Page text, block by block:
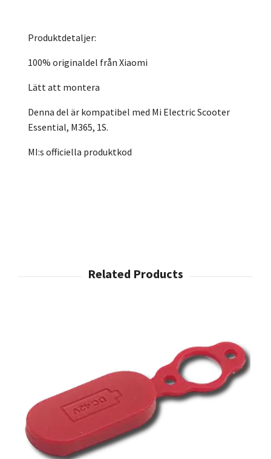
Produktdetaljer:
100% originaldel från Xiaomi
Lätt att montera
Denna del är kompatibel med Mi Electric Scooter
Essential, M365, 1S.
MI:s officiella produktkod